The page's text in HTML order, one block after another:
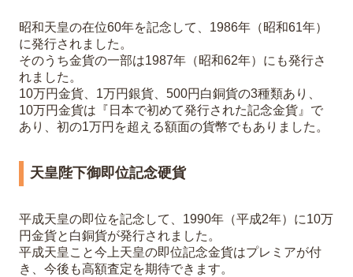
昭和天皇の在位60年を記念して、1986年（昭和61年）
に発行されました。
そのうち金貨の一部は1987年（昭和62年）にも発行さ
れました。
10万円金貨、1万円銀貨、500円白銅貨の3種類あり、
10万円金貨は『日本で初めて発行された記念金貨』で
あり、初の1万円を超える額面の貨幣でもありました。
天皇陛下御即位記念硬貨
平成天皇の即位を記念して、1990年（平成2年）に10万
円金貨と白銅貨が発行されました。
平成天皇こと今上天皇の即位記念金貨はプレミアが付
き、今後も高額査定を期待できます。